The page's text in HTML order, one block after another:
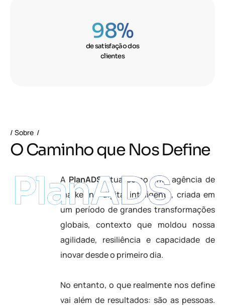
de satisfação dos
clientes
98%
Sobre
OCaminhoque Nos Define
A PlanADSatua como uma agência de
marketing digital inteligente, criada em
um período de grandes transformações
globais, contexto que moldou nossa
agilidade, resiliência e capacidade de
inovar desde o primeiro dia.
No entanto, o que realmente nos define
vai além de resultados: são as pessoas.
PlanADS